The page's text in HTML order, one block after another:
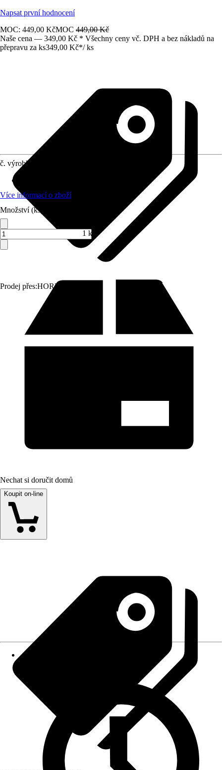
Napsat první hodnocení
MOC: 449,00 KčMOC 449,00 Kč
Naše cena — 349,00 Kč * Všechny ceny vč. DPH a bez nákladů na
přepravu za ks349,00 Kč*/ ks
Prodej přes:HORNBACH
č. výrobku
Více informací o zboží
Množství (ks)
1 ks
Nechat si doručit domů
Koupit on-line